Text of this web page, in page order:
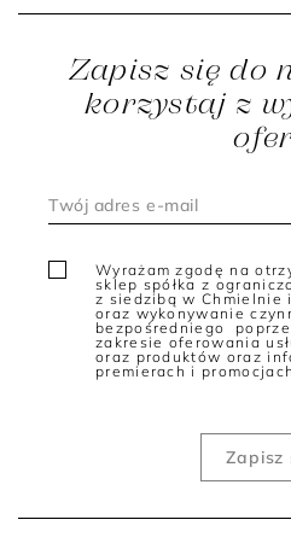
długość kurtki preferujesz, czy
czy też nie, jaki styl najbardziej
internetowej Patrizia Aryton na
która spełni Twoje oczekiwania.
luźny styl i casualowe ubrania?
dresowymi w zestawie z białymi
puchowe to rozwiązanie, które
podczas chłodnych dni pozwoli
modnie i kobieco!
Jakie kurtki są najcieplejsze?
skuteczną ochronę przed niskimi
kurtki puchowe z kolekcji Patrizia
różnych modelach i kolorach,
Zapisz się do
korzystaj z
Wyrażam zgodę na
sklep spółka z
z siedzibą w Chmielnie
oraz wykonywanie
bezpośredniego
zakresie oferowania
oraz produktów oraz
premierach i promocjach.